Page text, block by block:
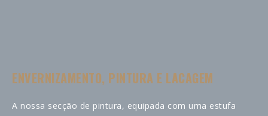
ENVERNIZAMENTO, PINTURA E LACAGEM
A nossa secção de pintura, equipada com uma estufa